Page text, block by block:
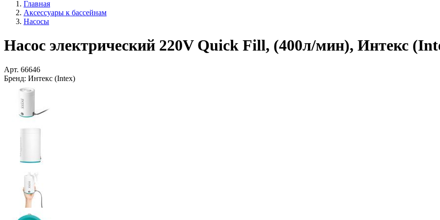
Главная
Аксессуары к бассейнам
Насосы
Насос электрический 220V Quick Fill, (400л/мин), Интекс
Арт. 66646
Бренд: Интекс (Intex)